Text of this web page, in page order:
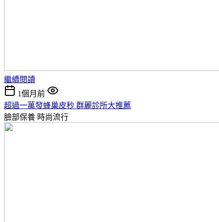
繼續閱讀
1個月前
超過一萬發蜂巢皮秒 群麗診所大推薦
臉部保養 時尚流行